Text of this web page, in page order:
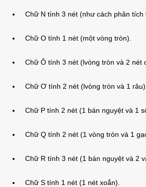
Chữ N tính 3 nét (như cách phân tích
Chữ O tính 1 nét (một vòng tròn).
Chữ Ô tính 3 nét (lvòng tròn và 2 nét
Chữ Ơ tính 2 nét (lvòng tròn và 1 râu).
Chữ P tính 2 nét (1 bán nguyệt và 1
Chữ Q tính 2 nét (1 vòng tròn và 1
Chữ R tính 3 nét (1 bán nguyệt và 2
Chữ S tính 1 nét (1 nét xoắn).